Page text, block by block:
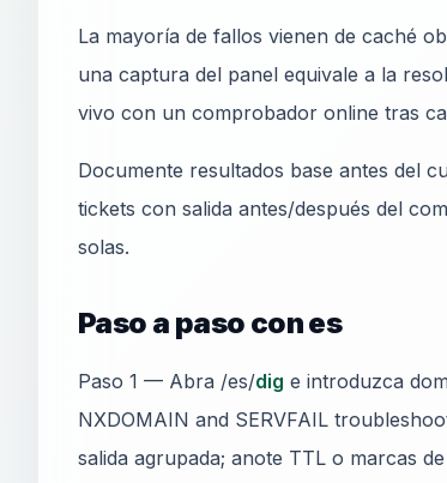
La mayoría de fallos vienen de caché
una captura del panel equivale a la
vivo con un comprobador online tras
Documente resultados base antes del
tickets con salida antes/después del
solas.
Paso a paso con es
Paso 1 — Abra /es/dig e introduzca
NXDOMAIN and SERVFAIL
salida agrupada; anote TTL o marcas